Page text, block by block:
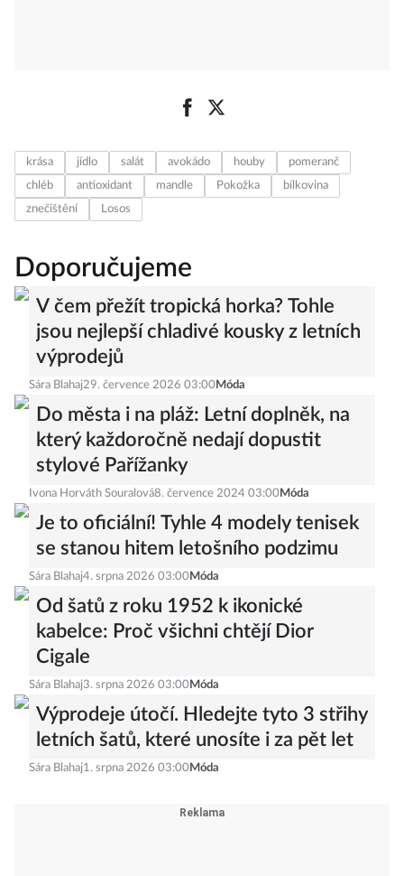
krása jídlo salát avokádo houby
pomeranč
chléb
antioxidant mandle Pokožka
bílkovina
znečištění
Losos
Doporučujeme
V čem přežít tropická horka? Tohle
jsou nejlepší chladivé kousky z letních
výprodejů
Sára Blahaj29. července 2026 03:00 Móda
Do města i na pláž: Letní doplněk, na
který každoročně nedají dopustit
stylové Pařížanky
Ivona Horváth Souralová8. července 2024 03:00 Móda
Je to oficiální! Tyhle 4 modely tenisek
se stanou hitem letošního podzimu
Sára Blahaj4. srpna 2026 03:00 Móda
Od šatů z roku 1952 k ikonické
kabelce: Proč všichni chtějí Dior
Cigale
Sára Blahaj3. srpna 2026 03:00 Móda
Výprodeje útočí. Hledejte tyto 3 střihy
letních šatů, které unosíte i za pět let
Sára Blahaj1. srpna 2026 03:00 Móda